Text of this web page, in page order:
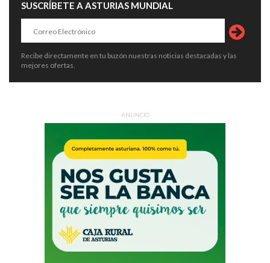
SUSCRÍBETE A ASTURIAS MUNDIAL
Recibe directamente en tu buzón nuestras noticias destacadas y las
mejores ofertas.
ANUNCIO